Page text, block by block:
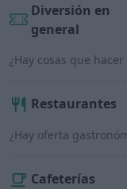
Diversión en
general
¿Hay cosas que
Restaurantes
¿Hay oferta
Cafeterías